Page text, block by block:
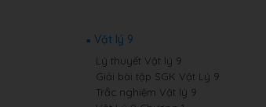
Vật lý 9
Lý thuyết Vật lý 9
Giải bài tập SGK Vật Lý 9
Trắc nghiệm Vật lý 9